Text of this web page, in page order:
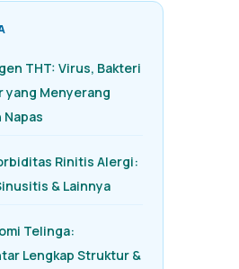
THT: Virus, Bakteri
yang Menyerang
Napas
Rinitis Alergi:
& Lainnya
Telinga:
Lengkap Struktur &